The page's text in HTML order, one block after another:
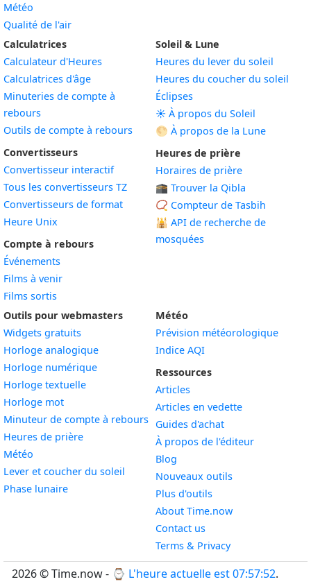
Météo
Qualité de l'air
Calculatrices
Calculateur d'Heures
Calculatrices d'âge
Minuteries de compte à
rebours
Outils de compte à rebours
Convertisseurs
Convertisseur interactif
Tous les convertisseurs TZ
Convertisseurs de format
Heure Unix
Compte à rebours
Événements
Films à venir
Films sortis
Soleil & Lune
Heures du lever du soleil
Heures du coucher du soleil
Éclipses
☀️ À propos du Soleil
🌕 À propos de la Lune
Heures de prière
Horaires de prière
🕋 Trouver la Qibla
📿 Compteur de Tasbih
🕌 API de recherche de
mosquées
Outils pour webmasters
Widgets gratuits
Horloge analogiqueWidget
Horloge numériqueWidget
Horloge textuelleWidget
Horloge motWidget
Minuteur de compte à rebours Widget
Heures de prièreWidget
Météo
Lever et coucher du soleil
Phase lunaireWidget
Météo
Prévision météorologique
Indice AQI
Ressources
Articles
Articles en vedette
Guides d'achat
À propos de l'éditeur
Blog
Nouveaux outils
Plus d'outils
About Time.now
Contact us
Terms & Privacy
2026 © Time.now - ⌚ L'heure actuelle est 07:57:53.